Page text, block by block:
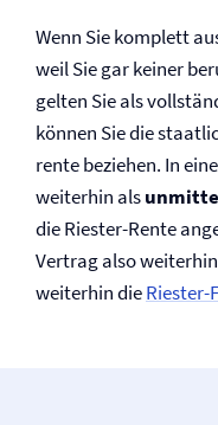
Wenn Sie komplett
weil Sie gar keiner
gelten Sie als
können Sie die
rente beziehen. In
weiterhin als
die Riester-Rente
Vertrag also
weiterhin dieRiester-